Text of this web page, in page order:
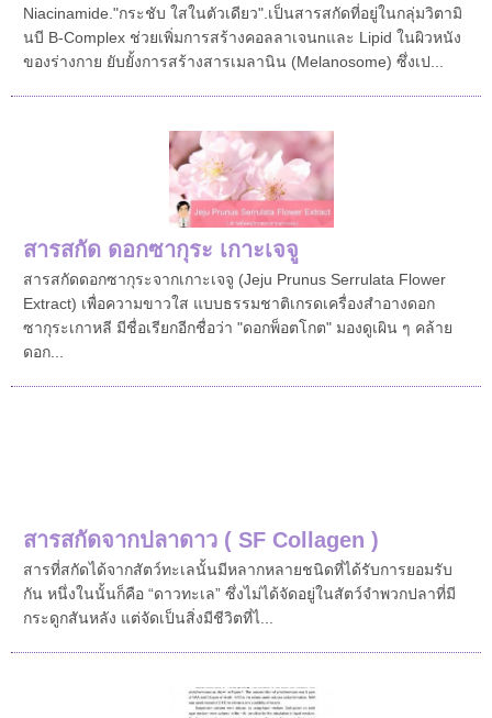
Niacinamide."กระชับ ใสในตัวเดียว".เป็นสารสกัดที่อยู่ในกลุ่มวิตามิ
นบี B-Complex ช่วยเพิ่มการสร้างคอลลาเจนnและ Lipid ในผิวหนัง
ของร่างกาย ยับยั้งการสร้างสารเมลานิน (Melanosome) ซึ่งเป...
สารสกัด ดอกซากุระ เกาะเจจู
สารสกัดดอกซากุระจากเกาะเจจู (Jeju Prunus Serrulata Flower
Extract) เพื่อความขาวใส แบบธรรมชาติเกรดเครื่องสำอางดอก
ซากุระเกาหลี มีชื่อเรียกอีกชื่อว่า "ดอกพ็อตโกต" มองดูเผิน ๆ คล้าย
ดอก...
สารสกัดจากปลาดาว ( SF Collagen )
สารที่สกัดได้จากสัตว์ทะเลนั้นมีหลากหลายชนิดที่ได้รับการยอมรับ
กัน หนึ่งในนั้นก็คือ “ดาวทะเล” ซึ่งไม่ได้จัดอยู่ในสัตว์จำพวกปลาที่มี
กระดูกสันหลัง แต่จัดเป็นสิ่งมีชีวิตที่ไ...